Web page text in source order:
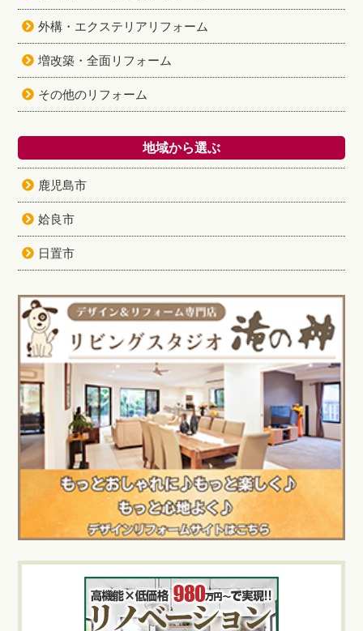
外構・エクステリアリフォーム
増改築・全面リフォーム
その他のリフォーム
地域から選ぶ
鹿児島市
姶良市
日置市